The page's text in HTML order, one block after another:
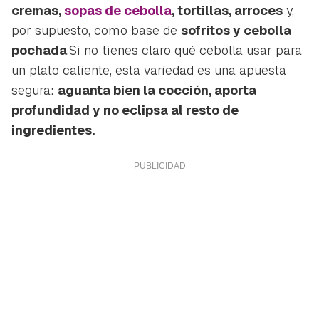
cremas, sopas de cebolla, tortillas, arroces y,
por supuesto, como base de sofritos y cebolla
pochada.Si no tienes claro qué cebolla usar para
un plato caliente, esta variedad es una apuesta
segura: aguanta bien la cocción, aporta
profundidad y no eclipsa al resto de
ingredientes.